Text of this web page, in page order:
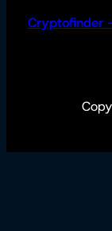
Cryptofinder